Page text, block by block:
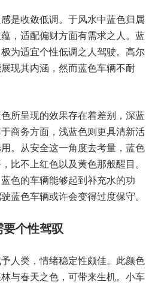
是收敛低调。于风水中蓝色归属
，适配偏财方面有需求之人。蓝
为适宜个性低调之人驾驶。高尔
现其内涵，然而蓝色车辆不耐
所呈现的效果存在着差别，深蓝
商务方面，浅蓝色则更具清新活
。从安全这一角度去考量，蓝色
比不上红色以及黄色那般醒目。
色的车辆能够起到补充水的功
蓝色车辆或许会变得过度保守。
个性驾驭
人类，情绪稳定性颇佳。此颜色
与春天之色，可带来生机。小车